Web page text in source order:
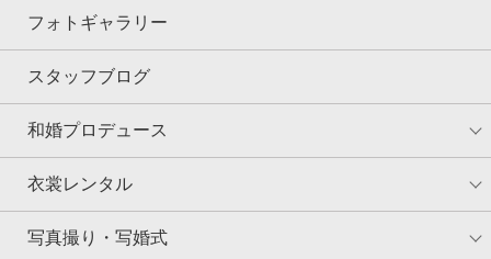
フォトギャラリー
スタッフブログ
和婚プロデュース
衣裳レンタル
写真撮り・写婚式